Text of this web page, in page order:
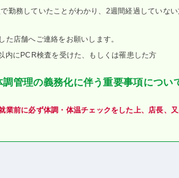
勤務していたことがわかり、2週間経過していな
た店舗へご連絡をお願いします。
内にPCR検査を受けた、もしくは罹患した方
調管理の義務化に伴う重要事項につい
業前に必ず体調・体温チェックをした上、店長、